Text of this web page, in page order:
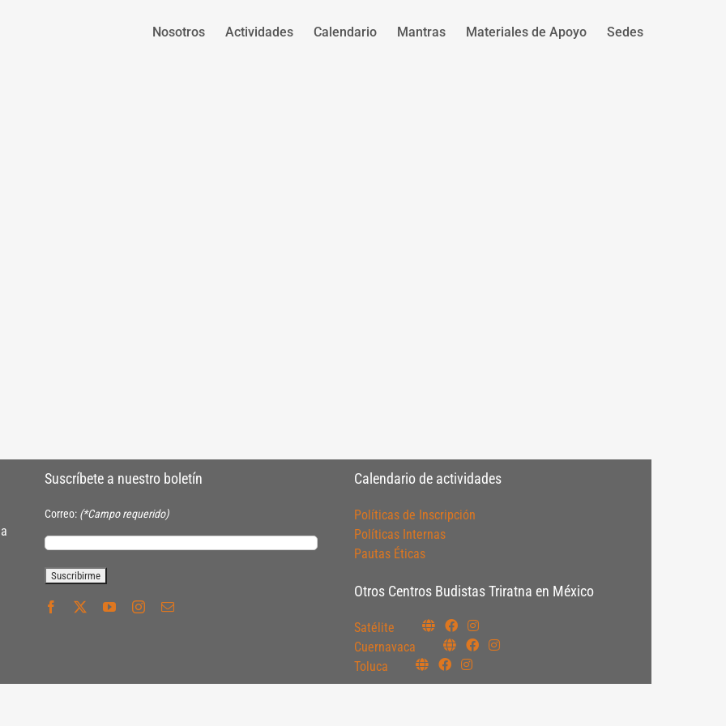
Nosotros Actividades Calendario Mantras Materiales de Apoyo Sedes
Suscríbete a nuestro boletín
Correo: (*Campo requerido)
Calendario de actividades
Políticas de Inscripción
Políticas Internas
Pautas Éticas
Otros Centros Budistas Triratna en México
Satélite
Cuernavaca
Toluca